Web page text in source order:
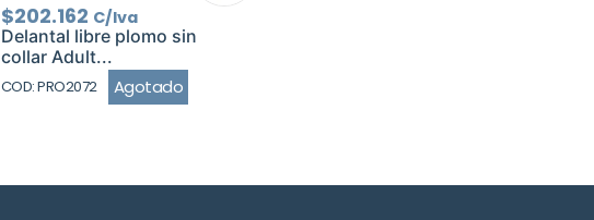
$202.162 C/Iva
Delantal libre plomo sin
collar Adult...
COD: PRO2072 Agotado